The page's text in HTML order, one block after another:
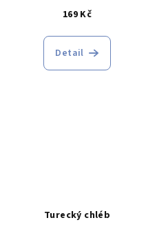
169 Kč
Detail
Turecký chléb